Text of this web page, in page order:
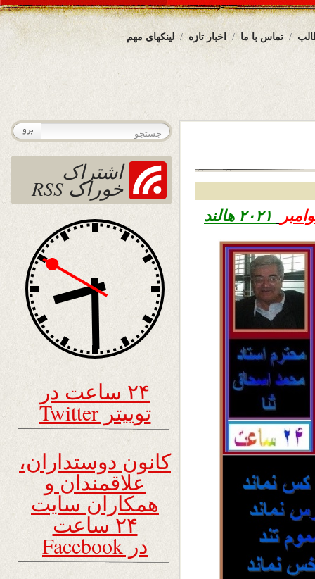
لینکهای مهم اخبار تازه تماس با ما
اشتراک
خوراک RSS
۲۴ ساعت در
توییتر Twitter
کانون دوستداران،
علاقمندان و
همکاران سایت
۲۴ ساعت
در Facebook